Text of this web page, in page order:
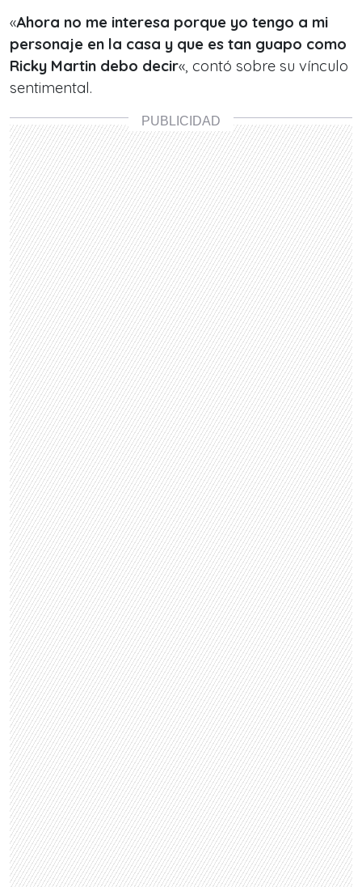
«Ahora no me interesa porque yo tengo a mi
personaje en la casa y que es tan guapo como
Ricky Martin debo decir«, contó sobre su vínculo
sentimental.